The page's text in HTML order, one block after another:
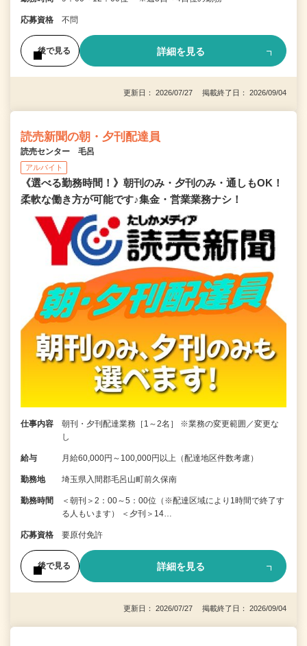
応募資格 不問
後で見る 詳細を見る
更新日： 2026/07/27 掲載終了日： 2026/09/04
読売新聞の朝・夕刊配達員
読売センター 毛呂
アルバイト
《選べる勤務時間！》朝刊のみ・夕刊のみ・通しもOK！
柔軟な働き方が可能です♪集金・営業業務ナシ！
仕事内容
朝刊・夕刊配達業務［1～2名］ ※業務の変更範囲／変更な
し
給与 月給60,000円～100,000円以上（配達地区件数考慮）
勤務地 埼玉県入間郡毛呂山町前久保南
勤務時間
＜朝刊＞2：00～5：00位（※配達区域により1時間で終了す
る人もいます） ＜夕刊＞14…
応募資格 要原付免許
後で見る 詳細を見る
更新日： 2026/07/27 掲載終了日： 2026/09/04